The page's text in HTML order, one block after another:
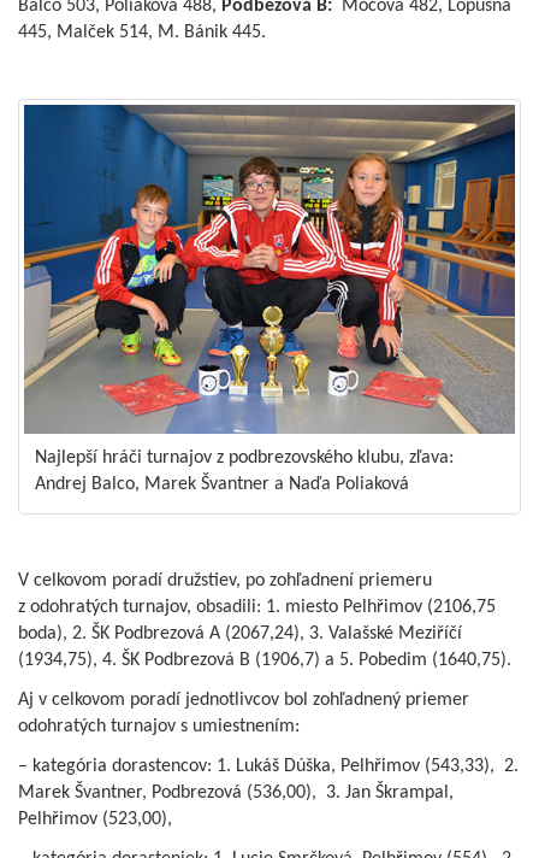
Balco 503, Poliaková 488, Podbezová B: Mócová 482, Lopušná
445, Malček 514, M. Bánik 445.
Najlepší hráči turnajov z podbrezovského klubu, zľava:
Andrej Balco, Marek Švantner a Naďa Poliaková
V celkovom poradí družstiev, po zohľadnení priemeru
z odohratých turnajov, obsadili: 1. miesto Pelhřimov (2106,75
boda), 2. ŠK Podbrezová A (2067,24), 3. Valašské Meziříčí
(1934,75), 4. ŠK Podbrezová B (1906,7) a 5. Pobedim (1640,75).
Aj v celkovom poradí jednotlivcov bol zohľadnený priemer
odohratých turnajov s umiestnením:
– kategória dorastencov: 1. Lukáš Dúška, Pelhřimov (543,33), 2.
Marek Švantner, Podbrezová (536,00),
3. Jan Škrampal,
Pelhřimov (523,00),